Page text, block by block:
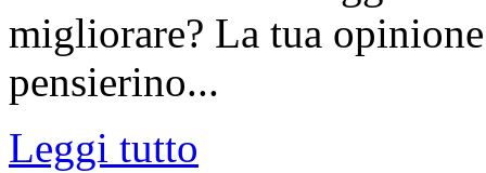
migliorare? La tua
pensierino...
Leggi tutto